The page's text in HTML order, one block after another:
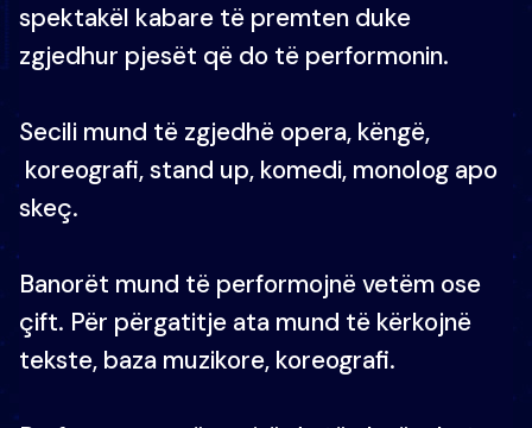
spektakël kabare të premten duke
zgjedhur pjesët që do të performonin.
Secili mund të zgjedhë opera, këngë,
koreografi, stand up, komedi, monolog apo
skeç.
Banorët mund të performojnë vetëm ose
çift. Për përgatitje ata mund të kërkojnë
tekste, baza muzikore, koreografi.